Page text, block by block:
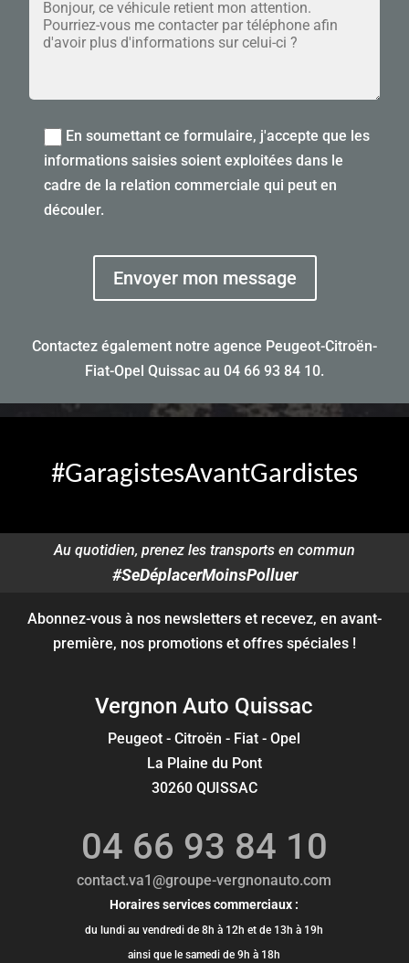
En soumettant ce formulaire, j'accepte que les
informations saisies soient exploitées dans le
cadre de la relation commerciale qui peut en
découler.
Envoyer mon message
Contactez également notre agence Peugeot-Citroën-
Fiat-Opel Quissac au 04 66 93 84 10.
#GaragistesAvantGardistes
Au quotidien, prenez les transports en commun
#SeDéplacerMoinsPolluer
Abonnez-vous à nos newsletters et recevez, en avant-
première, nos promotions et offres spéciales !
Vergnon Auto Quissac
Peugeot - Citroën - Fiat - Opel
La Plaine du Pont
30260 QUISSAC
04 66 93 84 10
contact.va1@groupe-vergnonauto.com
Horaires services commerciaux :
du lundi au vendredi de 8h à 12h et de 13h à 19h
ainsi que le samedi de 9h à 18h